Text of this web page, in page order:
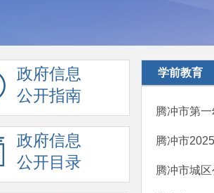
政府信息
公开指南
政府信息
公开目录
学前教育
腾冲市第
腾冲市
腾冲市城